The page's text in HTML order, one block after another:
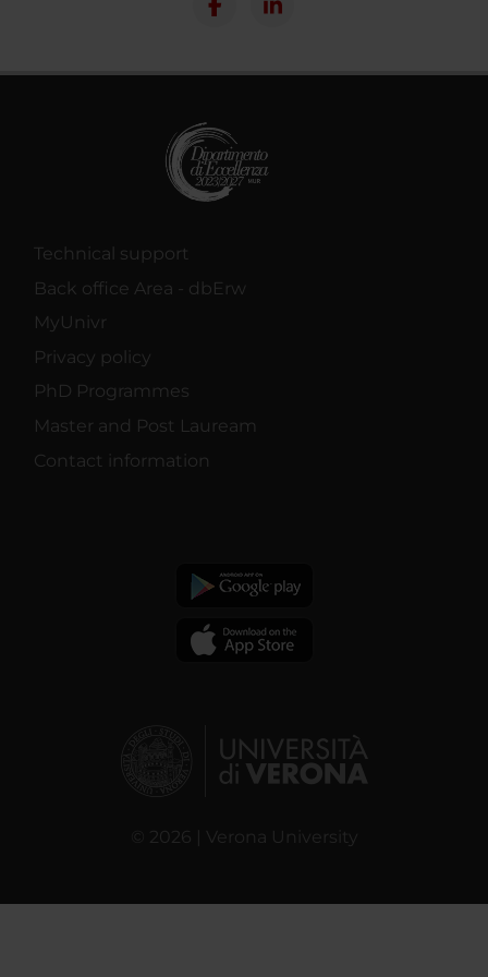
Technical support
Back office Area - dbErw
MyUnivr
Privacy policy
PhD Programmes
Master and Post Lauream
Contact information
© 2026 | Verona University